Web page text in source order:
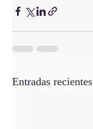
Entradas recientes